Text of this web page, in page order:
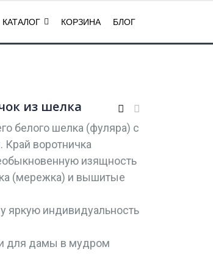
КАТАЛОГ КОРЗИНА БЛОГ
из шелка
белого шелка (фуляра) с
воротничка
изящность
(мережка) и вышитые
яркую индивидуальность
для дамы в мудром